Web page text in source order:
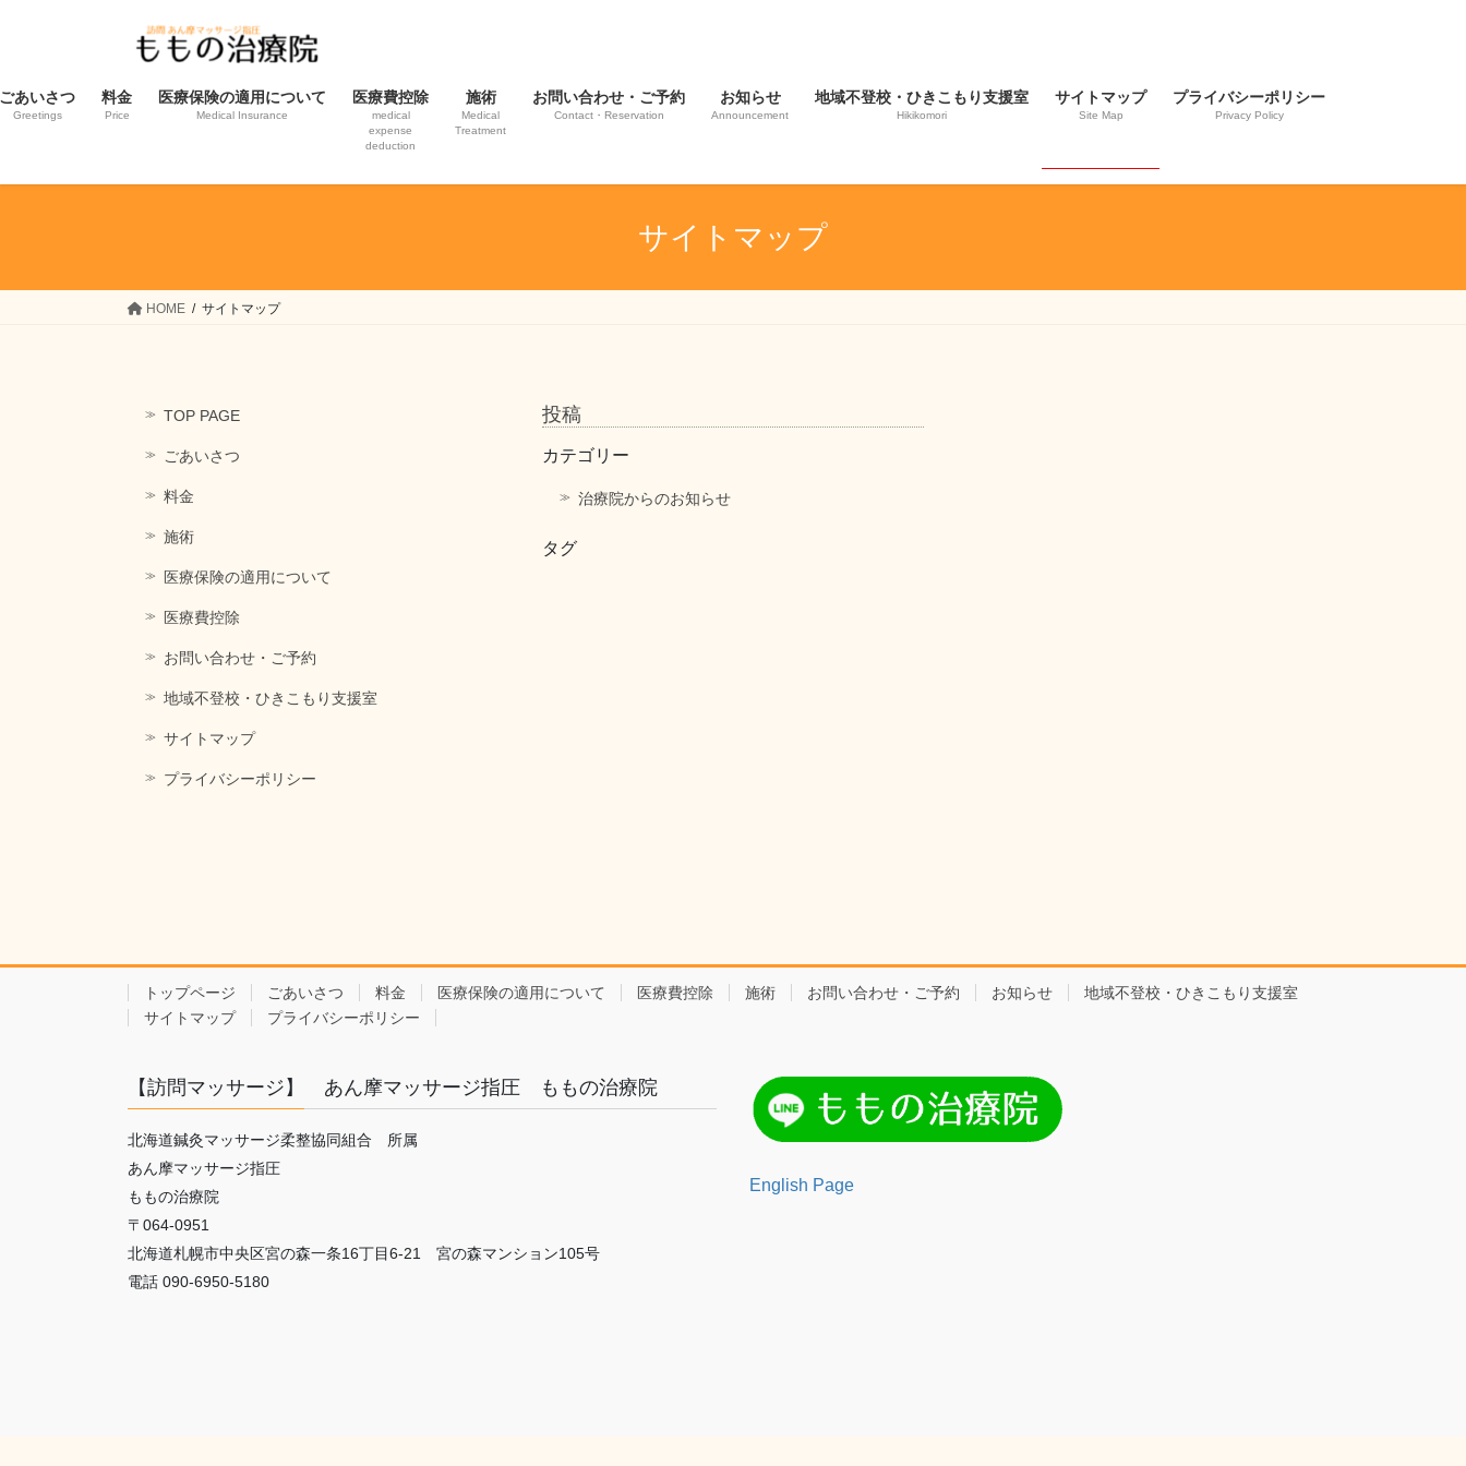
ン
ツ
ー
シ
ごあいさつ
Greetings
料金
Price
医療保険の適用について
Medical Insurance
医療費控除
medical
expense
deduction
施術
Medical
Treatment
お問い合わせ・ご予約
Contact・Reservation
お知らせ
Announcement
地域不登校・ひきこもり支援室
Hikikomori
サイトマップ
Site Map
プライバシーポリシー
Privacy Policy
サイトマップ
HOME サイトマップ
TOP PAGE
ごあいさつ
料金
施術
医療保険の適用について
医療費控除
お問い合わせ・ご予約
地域不登校・ひきこもり支援室
サイトマップ
プライバシーポリシー
投稿
カテゴリー
治療院からのお知らせ
タグ
トップページ ごあいさつ 料金 医療保険の適用について 医療費控除 施術 お問い合わせ・ご予約 お知らせ
地域不登校・ひきこもり支援室
サイトマップ
プライバシーポリシー
【訪問マッサージ】 あん摩マッサージ指圧 ももの治療院
北海道鍼灸マッサージ柔整協同組合 所属
あん摩マッサージ指圧
ももの治療院
〒064-0951
北海道札幌市中央区宮の森一条16丁目6-21 宮の森マンション105号
電話 090-6950-5180
English Page